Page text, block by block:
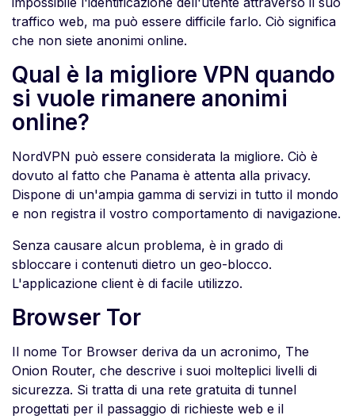
traffico web, ma può essere difficile farlo. Ciò significa
che non siete anonimi online.
Qual è la migliore VPN quando
si vuole rimanere anonimi
online?
NordVPN può essere considerata la migliore. Ciò è
dovuto al fatto che Panama è attenta alla privacy.
Dispone di un'ampia gamma di servizi in tutto il mondo
e non registra il vostro comportamento di navigazione.
Senza causare alcun problema, è in grado di
sbloccare i contenuti dietro un geo-blocco.
L'applicazione client è di facile utilizzo.
Browser Tor
Il nome Tor Browser deriva da un acronimo, The
Onion Router, che descrive i suoi molteplici livelli di
sicurezza. Si tratta di una rete gratuita di tunnel
progettati per il passaggio di richieste web e il